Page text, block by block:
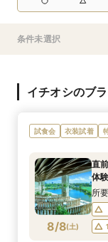
条件未選択
イチオシのブ
試食会 衣装試着
8/8(土)
直
体
所